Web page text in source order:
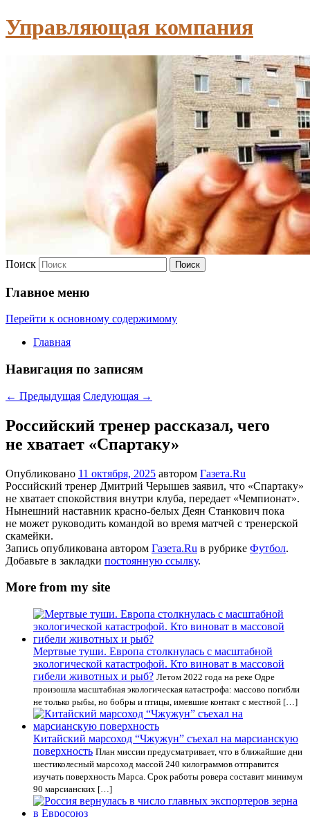
Управляющая компания
Поиск
Главное меню
Перейти к основному содержимому
Главная
Навигация по записям
← Предыдущая Следующая →
Российский тренер рассказал, чего
не хватает «Спартаку»
Опубликовано 11 октября, 2025 автором Газета.Ru
Российский тренер Дмитрий Черышев заявил, что «Спартаку»
не хватает спокойствия внутри клуба, передает «Чемпионат».
Нынешний наставник красно-белых Деян Станкович пока
не может руководить командой во время матчей с тренерской
скамейки.
Запись опубликована автором Газета.Ru в рубрике Футбол.
Добавьте в закладки постоянную ссылку.
More from my site
Мертвые туши. Европа столкнулась с масштабной
экологической катастрофой. Кто виноват в массовой
гибели животных и рыб? Летом 2022 года на реке Одре
произошла масштабная экологическая катастрофа: массово погибли
не только рыбы, но бобры и птицы, имевшие контакт с местной […]
Китайский марсоход “Чжужун” съехал на марсианскую
поверхность План миссии предусматривает, что в ближайшие дни
шестиколесный марсоход массой 240 килограммов отправится
изучать поверхность Марса. Срок работы ровера составит минимум
90 марсианских […]